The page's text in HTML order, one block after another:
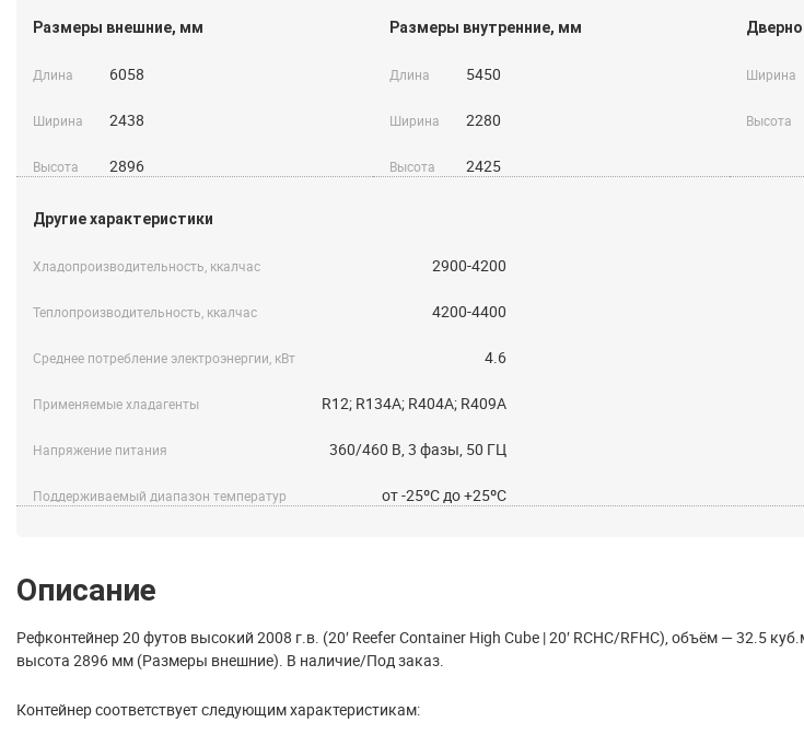
Размеры внешние, мм
Длина 6058
Ширина 2438
Высота 2896
Размеры внутренние, мм
Длина 5450
Ширина 2280
Высота 2425
Ширина
Высота
Другие характеристики
Хладопроизводительность, ккалчас 2900-4200
Теплопроизводительность, ккалчас 4200-4400
Среднее потребление электроэнергии, кВт 4.6
Применяемые хладагенты R12; R134A; R404A; R409A
Напряжение питания 360/460 B, 3 фазы, 50 ГЦ
Поддерживаемый диапазон температур от -25ºС до +25ºС
Описание
Рефконтейнер 20 футов высокий 2008 г.в. (20′ Reefer Container High Cube | 20′ RCHC/RFHC), объём — 32.5
высота 2896 мм (Размеры внешние). В наличие/Под заказ.
Контейнер соответствует следующим характеристикам: